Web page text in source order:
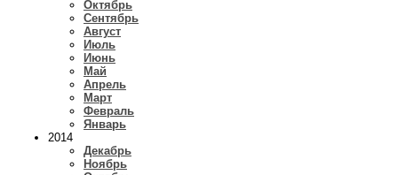
Октябрь
Сентябрь
Август
Июль
Июнь
Май
Апрель
Март
Февраль
Январь
2014
Декабрь
Ноябрь